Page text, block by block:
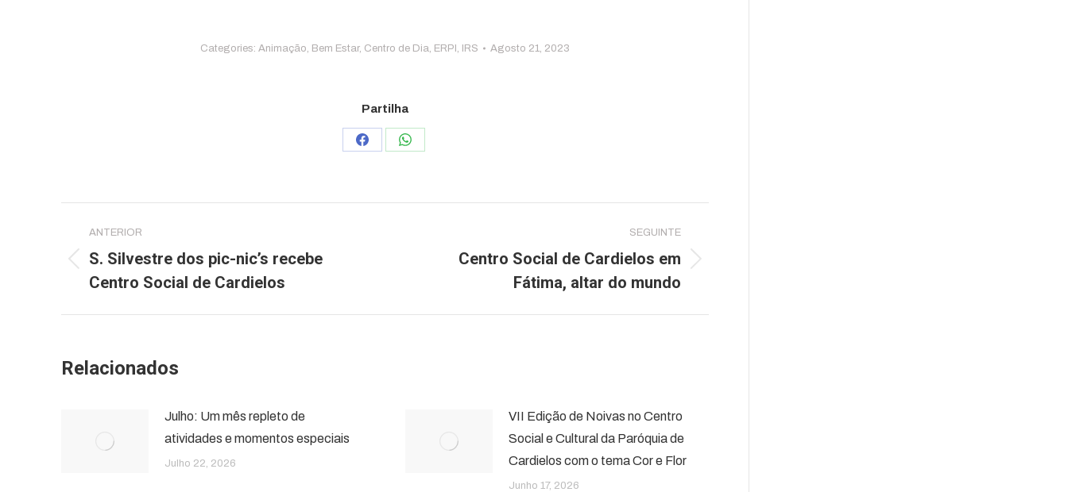
Categories: Animação Bem Estar, Centro de Dia ERPI IRS Agosto 21, 2023
Partilha
Share
Share
navigation
ANTERIOR
Previous
post:
S. Silvestre dos pic-nic’s recebe
Centro Social de Cardielos
SEGUINTE
Centro Social de Cardielos em
Fátima, altar do mundo
Relacionados
Julho: Um mês repleto de
atividades e momentos especiais
Julho 22, 2026
VII Edição de Noivas no Centro
Social e Cultural da Paróquia de
Cardielos com o tema Cor e Flor
Junho 17, 2026